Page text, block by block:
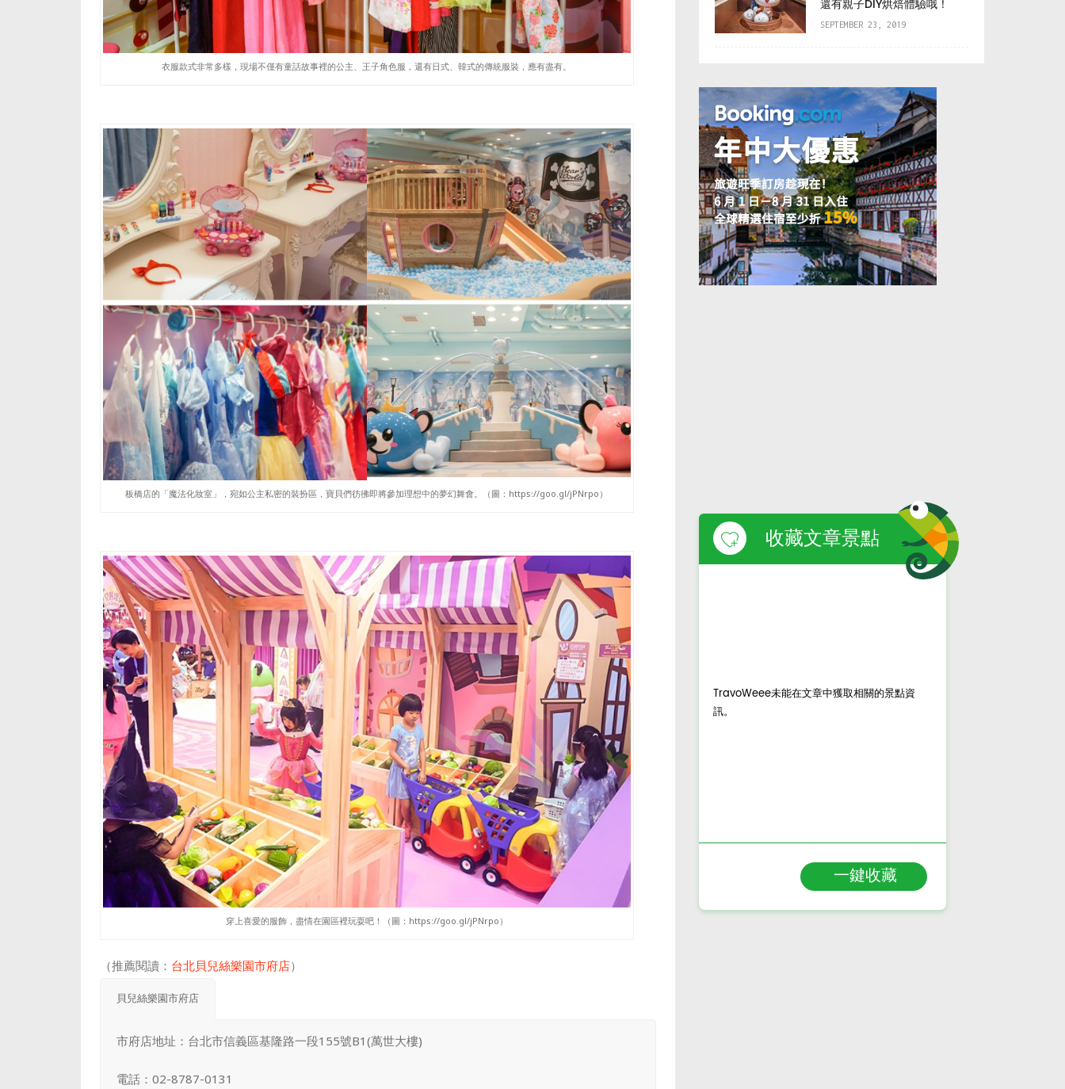
衣服款式非常多樣，現場不僅有童話故事裡的公主、王子角色服，還有日式、韓式的傳統服裝，應有盡有。
板橋店的「魔法化妝室」，宛如公主私密的裝扮區，寶貝們彷彿即將參加理想中的夢幻舞會。（圖：https://goo.gl/jPNrpo）
穿上喜愛的服飾，盡情在園區裡玩耍吧！（圖：https://goo.gl/jPNrpo）
（推薦閱讀： 台北貝兒絲樂園市府店）
貝兒絲樂園市府店
市府店地址：台北市信義區基隆路一段155號B1(萬世大樓)
電話：02-8787-0131
還有親子DIY烘焙體驗哦！
SEPTEMBER 23, 2019